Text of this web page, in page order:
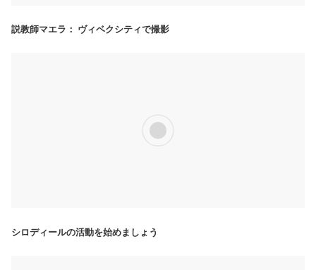
説教師マエラ： ヴィベクシティで撮影
シロディールの活動を始めましょう